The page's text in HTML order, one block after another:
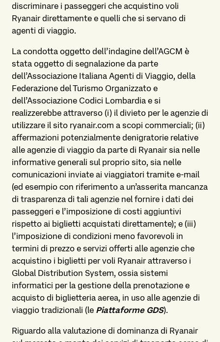
discriminare i passeggeri che acquistino voli
Ryanair direttamente e quelli che si servano di
agenti di viaggio.
La condotta oggetto dell’indagine dell’AGCM è
stata oggetto di segnalazione da parte
dell’Associazione Italiana Agenti di Viaggio, della
Federazione del Turismo Organizzato e
dell’Associazione Codici Lombardia e si
realizzerebbe attraverso (i) il divieto per le agenzie di
utilizzare il sito ryanair.com a scopi commerciali; (ii)
affermazioni potenzialmente denigratorie relative
alle agenzie di viaggio da parte di Ryanair sia nelle
informative generali sul proprio sito, sia nelle
comunicazioni inviate ai viaggiatori tramite e-mail
(ed esempio con riferimento a un’asserita mancanza
di trasparenza di tali agenzie nel fornire i dati dei
passeggeri e l’imposizione di costi aggiuntivi
rispetto ai biglietti acquistati direttamente); e (iii)
l’imposizione di condizioni meno favorevoli in
termini di prezzo e servizi offerti alle agenzie che
acquistino i biglietti per voli Ryanair attraverso i
Global Distribution System, ossia sistemi
informatici per la gestione della prenotazione e
acquisto di biglietteria aerea, in uso alle agenzie di
viaggio tradizionali (le Piattaforme GDS).
Riguardo alla valutazione di dominanza di Ryanair